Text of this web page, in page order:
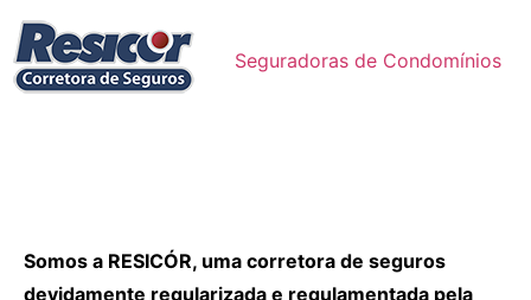
Seguradoras de Condomínios
Somos a RESICÓR, uma corretora de seguros
devidamente regularizada e regulamentada pela